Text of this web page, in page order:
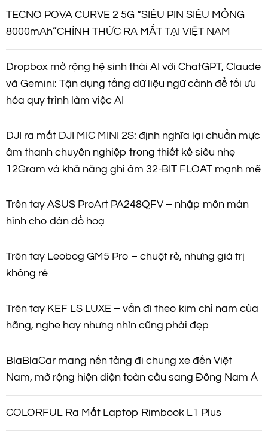
TECNO POVA CURVE 2 5G “SIÊU PIN SIÊU MỎNG
8000mAh”CHÍNH THỨC RA MẮT TẠI VIỆT NAM
Dropbox mở rộng hệ sinh thái AI với ChatGPT, Claude
và Gemini: Tận dụng tầng dữ liệu ngữ cảnh để tối ưu
hóa quy trình làm việc AI
DJI ra mắt DJI MIC MINI 2S: định nghĩa lại chuẩn mực
âm thanh chuyên nghiệp trong thiết kế siêu nhẹ
12Gram và khả năng ghi âm 32-BIT FLOAT mạnh mẽ
Trên tay ASUS ProArt PA248QFV – nhập môn màn
hình cho dân đồ hoạ
Trên tay Leobog GM5 Pro – chuột rẻ, nhưng giá trị
không rẻ
Trên tay KEF LS LUXE – vẫn đi theo kim chỉ nam của
hãng, nghe hay nhưng nhìn cũng phải đẹp
BlaBlaCar mang nền tảng đi chung xe đến Việt
Nam, mở rộng hiện diện toàn cầu sang Đông Nam Á
COLORFUL Ra Mắt Laptop Rimbook L1 Plus